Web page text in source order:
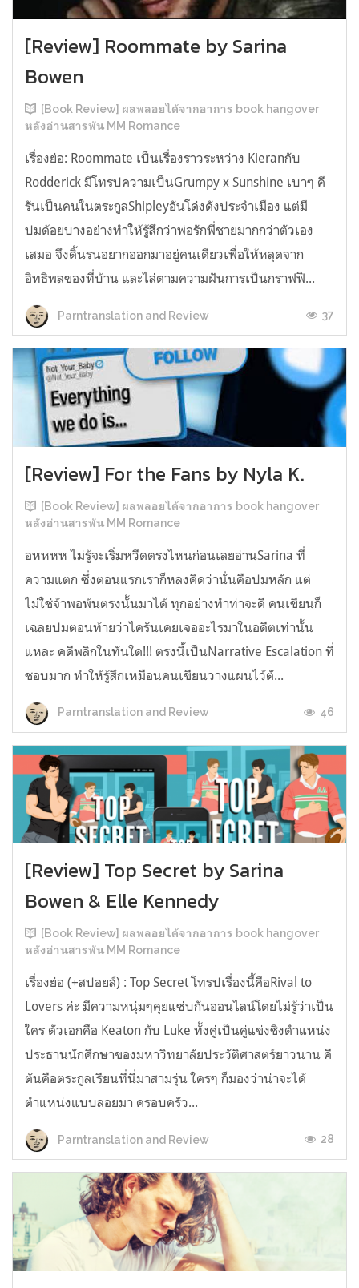
[Review] Roommate by Sarina
Bowen
[Book Review] ผลพลอยได้จากอาการ book hangover
หลังอ่านสารพัน MM Romance
เรื่องย่อ: Roommate เป็นเรื่องราวระหว่าง Kieranกับ
Rodderick มีโทรปความเป็นGrumpy x Sunshine เบาๆ คี
รันเป็นคนในตระกูลShipleyอันโด่งดังประจำเมือง แต่มี
ปมด้อยบางอย่างทำให้รู้สึกว่าพ่อรักพี่ชายมากกว่าตัวเอง
เสมอ จึงดิ้นรนอยากออกมาอยู่คนเดียวเพื่อให้หลุดจาก
อิทธิพลของที่บ้าน และไล่ตามความฝันการเป็นกราฟฟิ...
Parntranslation and Review 37
[Review] For the Fans by Nyla K.
[Book Review] ผลพลอยได้จากอาการ book hangover
หลังอ่านสารพัน MM Romance
อหหหห ไม่รู้จะเริ่มหวีดตรงไหนก่อนเลยอ่านSarina ที่
ความแตก ซึ่งตอนแรกเราก็หลงคิดว่านั่นคือปมหลัก แต่
ไม่ใช่จ้าพอพ้นตรงนั้นมาได้ ทุกอย่างทำท่าจะดี คนเขียนก็
เฉลยปมตอนท้ายว่าไครันเคยเจออะไรมาในอดีตเท่านั้น
แหละ คดีพลิกในทันใด!!! ตรงนี้เป็นNarrative Escalation ที่
ชอบมาก ทำให้รู้สึกเหมือนคนเขียนวางแผนไว้ตั...
Parntranslation and Review 46
[Review] Top Secret by Sarina
Bowen & Elle Kennedy
[Book Review] ผลพลอยได้จากอาการ book hangover
หลังอ่านสารพัน MM Romance
เรื่องย่อ (+สปอยล์) : Top Secret โทรปเรื่องนี้คือRival to
Lovers ค่ะ มีความหนุ่มๆคุยแซ่บกันออนไลน์โดยไม่รู้ว่าเป็น
ใคร ตัวเอกคือ Keaton กับ Luke ทั้งคู่เป็นคู่แข่งชิงตำแหน่ง
ประธานนักศึกษาของมหาวิทยาลัยประวัติศาสตร์ยาวนาน คี
ตันคือตระกูลเรียนที่นี่มาสามรุ่น ใครๆ ก็มองว่าน่าจะได้
ตำแหน่งแบบลอยมา ครอบครัว...
Parntranslation and Review 28